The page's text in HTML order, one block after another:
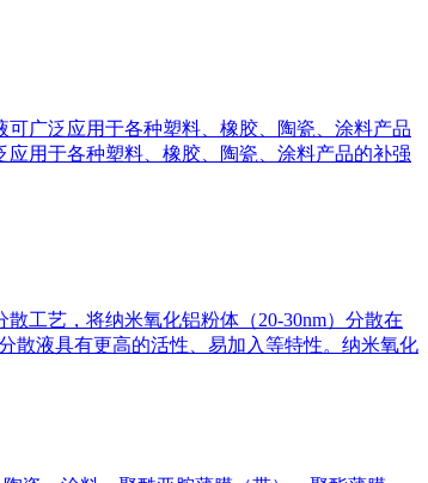
广泛应用于各种塑料、橡胶、陶瓷、涂料产品
用于各种塑料、橡胶、陶瓷、涂料产品的补强
工艺，将纳米氧化铝粉体（20-30nm）分散在
散液具有更高的活性、易加入等特性。纳米氧化